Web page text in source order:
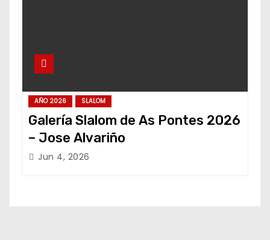
AÑO 2026 SLALOM
Galería Slalom de As Pontes 2026
– Jose Alvariño
Jun 4, 2026